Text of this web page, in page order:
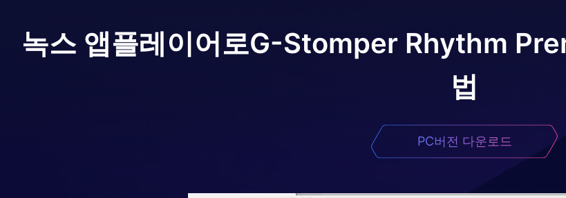
녹스 앱플레이어로G-Stomper Rhythm
법
PC버전 다운로드